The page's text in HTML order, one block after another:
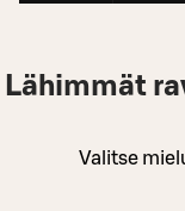
Lähimmät
Valitse